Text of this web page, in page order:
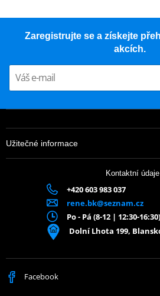
Zaregistrujte se a získejte
akcích.
Užitečné informace
Kontaktní údaje
+420 603 983 037
rene.bk@seznam.cz
Po - Pá (8-12 | 12:30-
Dolní Lhota 199,
Facebook